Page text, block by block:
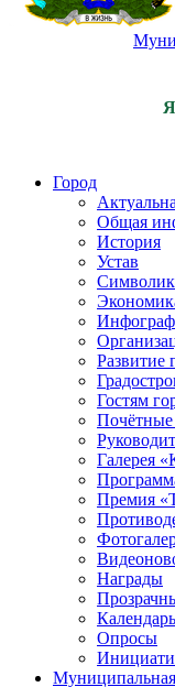
Я
Город
Общая
История
Устав
Развитие
Гостям
Почётные
Галерея
Премия
Награды
Опросы